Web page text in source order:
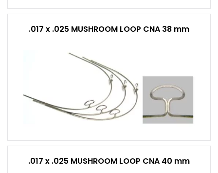
.017 x .025 MUSHROOM LOOP CNA 38 mm
.017 x .025 MUSHROOM LOOP CNA 40 mm